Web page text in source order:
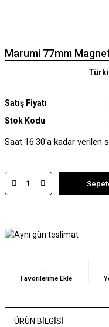
Marumi 77mm
Satış Fiyatı
Stok Kodu
Saat 16:30'a kadar verilen
ÜRÜN BILGISI